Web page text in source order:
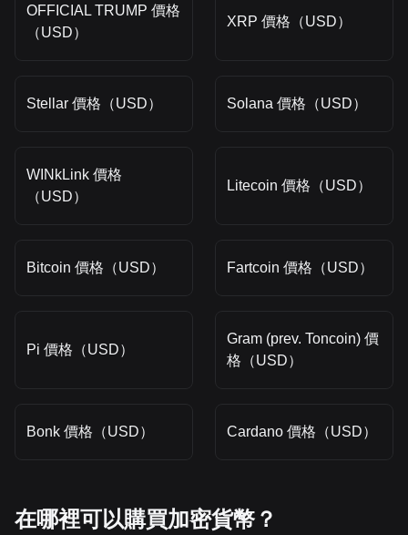
OFFICIAL TRUMP 價格
（USD）
XRP 價格（USD）
Stellar 價格（USD） Solana 價格（USD）
WINkLink 價格
（USD）
Litecoin 價格（USD）
Bitcoin 價格（USD） Fartcoin 價格（USD）
Pi 價格（USD）
Gram (prev. Toncoin) 價
格（USD）
Bonk 價格（USD） Cardano 價格（USD）
在哪裡可以購買加密貨幣？